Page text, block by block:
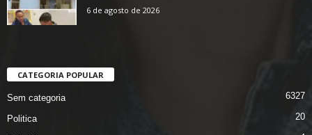
6 de agosto de 2026
CATEGORIA POPULAR
Sem categoria 6327
Politica 20